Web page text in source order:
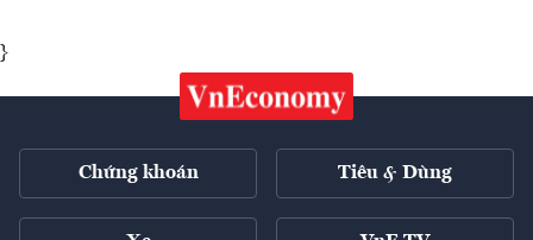
}
Chứng khoán Tiêu & Dùng